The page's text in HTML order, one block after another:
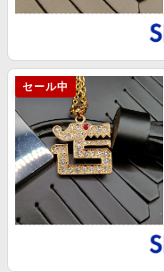
セール中